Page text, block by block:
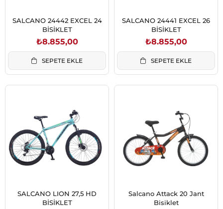
SALCANO 24442 EXCEL 24
BİSİKLET
₺8.855,00
SEPETE EKLE
SALCANO 24441 EXCEL 26
BİSİKLET
₺8.855,00
SEPETE EKLE
SALCANO LION 27,5 HD
BİSİKLET
Salcano Attack 20 Jant
Bisiklet